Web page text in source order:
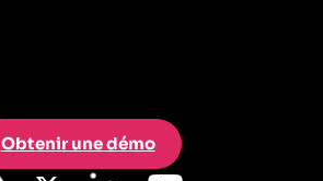
Obtenir une démo